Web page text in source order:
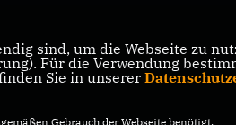
sind, um die Webseite zu
Für die Verwendung
Sie in unserer
Gebrauch der Webseite benötigt.